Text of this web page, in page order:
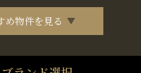
め物件を見る